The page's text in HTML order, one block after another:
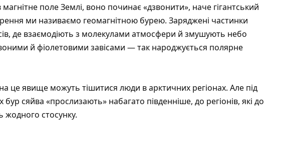
поле Землі, воно починає «дзвонити», наче гігантський
ми називаємо геомагнітною бурею. Заряджені частинки
де взаємодіють з молекулами атмосфери й змушують небо
й фіолетовими завісами — так народжується полярне
це явище можуть тішитися люди в арктичних регіонах. Але під
бур сяйва «прослизають» набагато південніше, до регіонів, які до
стосунку.